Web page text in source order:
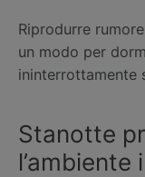
Riprodurre
un modo per
ininterrottamente
Stanotte
l’ambiente